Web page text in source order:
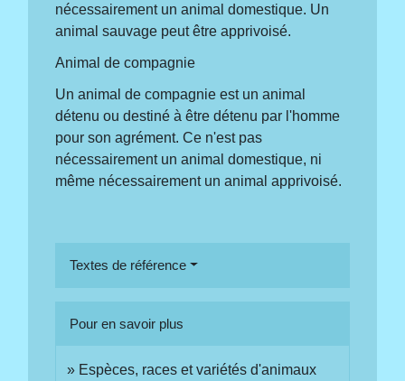
nécessairement un animal domestique. Un
animal sauvage peut être apprivoisé.
Animal de compagnie
Un animal de compagnie est un animal
détenu ou destiné à être détenu par l'homme
pour son agrément. Ce n'est pas
nécessairement un animal domestique, ni
même nécessairement un animal apprivoisé.
Textes de référence
Pour en savoir plus
Espèces, races et variétés d'animaux